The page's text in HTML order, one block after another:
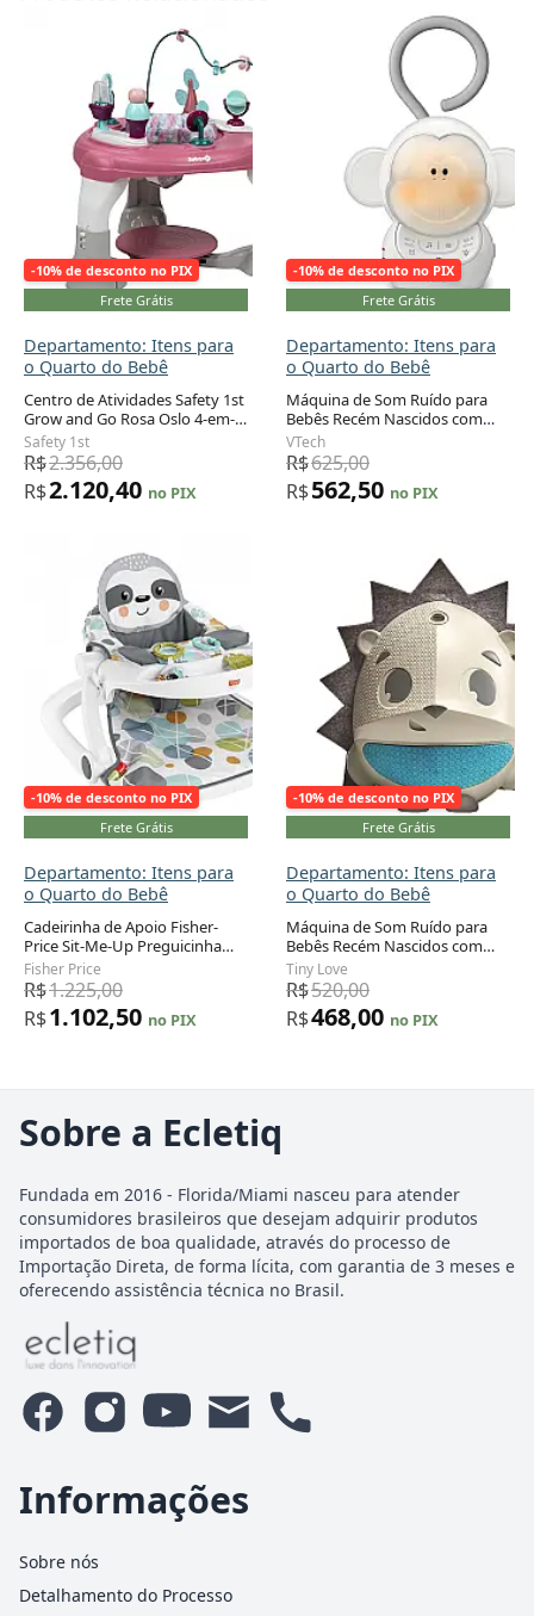
-10% de desconto no PIX
Frete Grátis
Departamento: Itens para
o Quarto do Bebê
Centro de Atividades Safety 1st
Grow and Go Rosa Oslo 4-em-1
Infantil 3 a 23 kg
Safety 1st
R$2.356,00
R$2.120,40 no PIX
-10% de desconto no PIX
Frete Grátis
Departamento: Itens para
o Quarto do Bebê
Máquina de Som Ruído para
Bebês Recém Nascidos com
Luzes, Macaco, VTECH BC8211,
Branco
VTech
R$625,00
R$562,50 no PIX
-10% de desconto no PIX
Frete Grátis
Departamento: Itens para
o Quarto do Bebê
Cadeirinha de Apoio Fisher-
Price Sit-Me-Up Preguicinha
Multicolorida Portátil até 11 kg
Adicionar ao carrinho
Fisher Price
R$1.225,00
R$1.102,50 no PIX
-10% de desconto no PIX
Frete Grátis
Departamento: Itens para
o Quarto do Bebê
Máquina de Som Ruído para
Bebês Recém Nascidos com
Luzes, TINY LOVE TO0620700,
Azul
Adicionar ao carrinho
Tiny Love
R$520,00
R$468,00 no PIX
Sobre a Ecletiq
Fundada em 2016 - Florida/Miami nasceu para atender
consumidores brasileiros que desejam adquirir produtos
importados de boa qualidade, através do processo de
Importação Direta, de forma lícita, com garantia de 3 meses e
oferecendo assistência técnica no Brasil.
Informações
Sobre nós
Detalhamento do Processo